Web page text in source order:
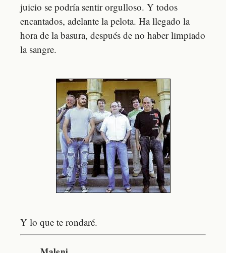
juicio se podría sentir orgulloso. Y todos
encantados, adelante la pelota. Ha llegado la
hora de la basura, después de no haber limpiado
la sangre.
Y lo que te rondaré.